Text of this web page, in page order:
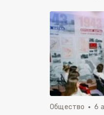
Общество 6